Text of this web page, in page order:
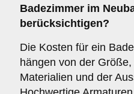
Badezimmer im
berücksichtigen?
Die Kosten für ein
hängen von der
Materialien und der